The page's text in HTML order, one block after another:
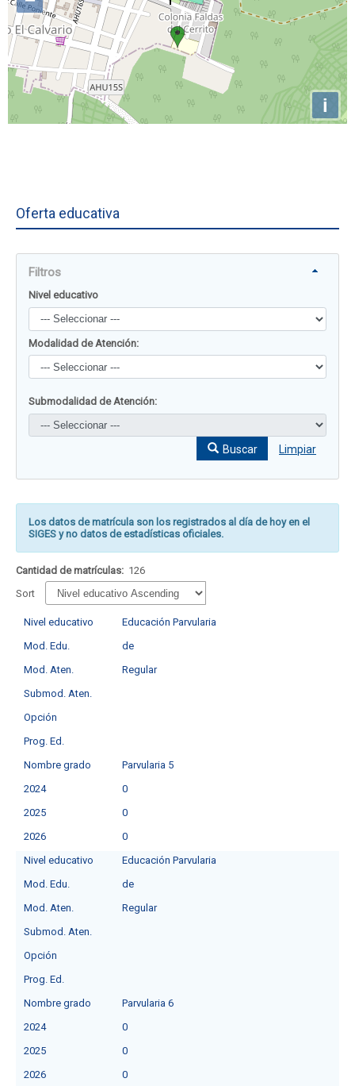
Oferta educativa
Filtros
Nivel educativo
Modalidad de Atención:
Submodalidad de Atención:
Buscar Limpiar
Los datos de matrícula son los registrados al día de hoy en el
SIGES y no datos de estadísticas oficiales.
Cantidad de matrículas: 126
Sort
Nivel educativo
Educación Parvularia
Mod. Edu.
de
Mod. Aten.
Regular
Submod. Aten.
Opción
Prog. Ed.
Nombre grado
Parvularia 5
2024
0
2025
0
2026
0
Nivel educativo
Educación Parvularia
Mod. Edu.
de
Mod. Aten.
Regular
Submod. Aten.
Opción
Prog. Ed.
Nombre grado
Parvularia 6
2024
0
2025
0
2026
0